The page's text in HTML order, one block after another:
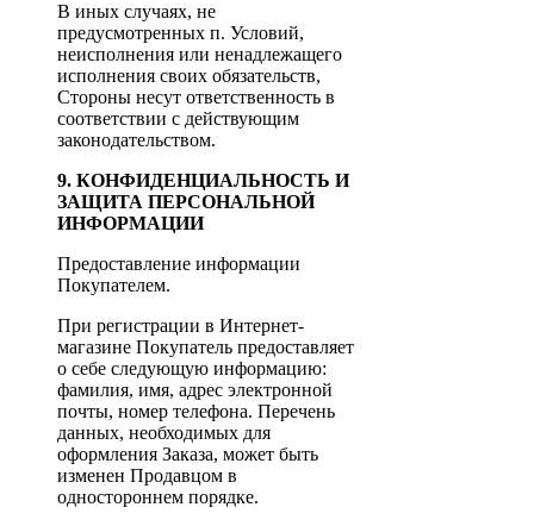
В иных случаях, не
предусмотренных п. Условий,
неисполнения или ненадлежащего
исполнения своих обязательств,
Стороны несут ответственность в
соответствии с действующим
законодательством.
9. КОНФИДЕНЦИАЛЬНОСТЬ И
ЗАЩИТА ПЕРСОНАЛЬНОЙ
ИНФОРМАЦИИ
Предоставление информации
Покупателем.
При регистрации в Интернет-
магазине Покупатель предоставляет
о себе следующую информацию:
фамилия, имя, адрес электронной
почты, номер телефона. Перечень
данных, необходимых для
оформления Заказа, может быть
изменен Продавцом в
одностороннем порядке.